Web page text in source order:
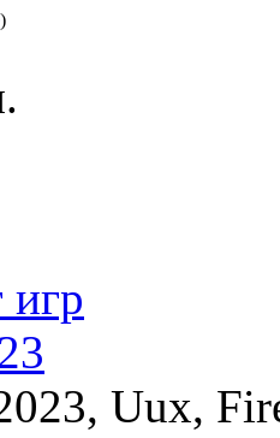
)
игр
Uux,